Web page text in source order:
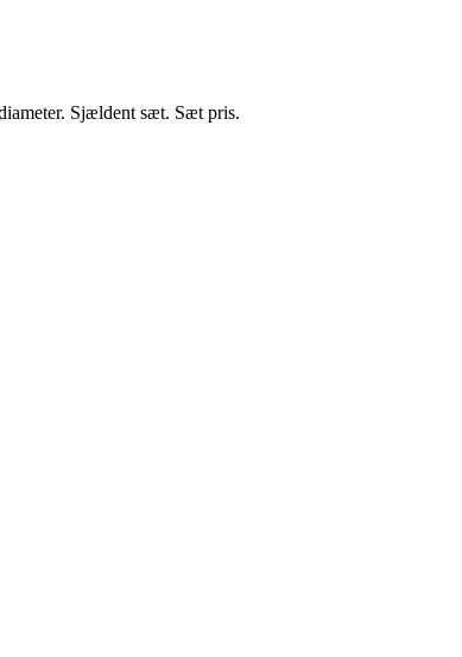
Sjældent sæt. Sæt pris.